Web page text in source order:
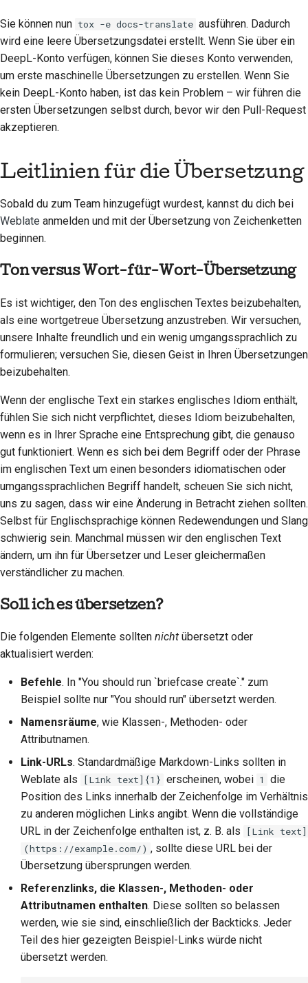
Sie können nun tox -e docs-translate ausführen. Dadurch
wird eine leere Übersetzungsdatei erstellt. Wenn Sie über ein
DeepL-Konto verfügen, können Sie dieses Konto verwenden,
um erste maschinelle Übersetzungen zu erstellen. Wenn Sie
kein DeepL-Konto haben, ist das kein Problem – wir führen die
ersten Übersetzungen selbst durch, bevor wir den Pull-Request
akzeptieren.
Leitlinien für die Übersetzung
Sobald du zum Team hinzugefügt wurdest, kannst du dich bei
Weblate anmelden und mit der Übersetzung von Zeichenketten
beginnen.
Ton versus Wort-für-Wort-Übersetzung
Es ist wichtiger, den Ton des englischen Textes beizubehalten,
als eine wortgetreue Übersetzung anzustreben. Wir versuchen,
unsere Inhalte freundlich und ein wenig umgangssprachlich zu
formulieren; versuchen Sie, diesen Geist in Ihren Übersetzungen
beizubehalten.
Wenn der englische Text ein starkes englisches Idiom enthält,
fühlen Sie sich nicht verpflichtet, dieses Idiom beizubehalten,
wenn es in Ihrer Sprache eine Entsprechung gibt, die genauso
gut funktioniert. Wenn es sich bei dem Begriff oder der Phrase
im englischen Text um einen besonders idiomatischen oder
umgangssprachlichen Begriff handelt, scheuen Sie sich nicht,
uns zu sagen, dass wir eine Änderung in Betracht ziehen sollten.
Selbst für Englischsprachige können Redewendungen und Slang
schwierig sein. Manchmal müssen wir den englischen Text
ändern, um ihn für Übersetzer und Leser gleichermaßen
verständlicher zu machen.
Soll ich es übersetzen?
Die folgenden Elemente sollten nicht übersetzt oder
aktualisiert werden:
Befehle. In "You should run `briefcase create`." zum
Beispiel sollte nur "You should run" übersetzt werden.
Namensräume, wie Klassen-, Methoden- oder
Attributnamen.
Link-URLs. Standardmäßige Markdown-Links sollten in
Weblate als
[Link text]{1} erscheinen, wobei 1
die
Position des Links innerhalb der Zeichenfolge im Verhältnis
zu anderen möglichen Links angibt. Wenn die vollständige
URL in der Zeichenfolge enthalten ist, z. B. als
[Link text]
(https://example.com/) , sollte diese URL bei der
Übersetzung übersprungen werden.
Referenzlinks, die Klassen-, Methoden- oder
Attributnamen enthalten. Diese sollten so belassen
werden, wie sie sind, einschließlich der Backticks. Jeder
Teil des hier gezeigten Beispiel-Links würde nicht
übersetzt werden.